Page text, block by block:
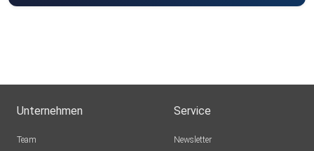
Unternehmen
Team
Service
Newsletter